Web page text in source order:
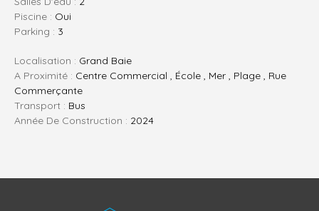
Piscine : Oui
Parking : 3
Localisation : Grand Baie
A Proximité : Centre Commercial , École , Mer , Plage , Rue
Commerçante
Transport : Bus
Année De Construction : 2024